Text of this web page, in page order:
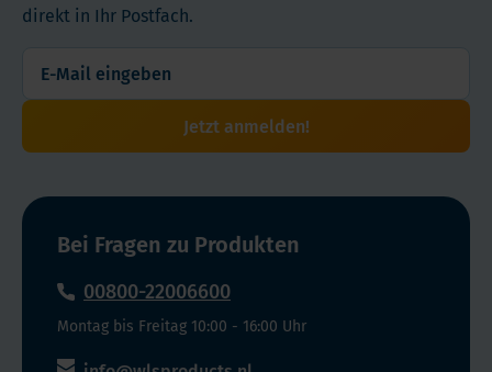
direkt in Ihr Postfach.
Jetzt anmelden!
Bei Fragen zu Produkten
00800-22006600
Montag bis Freitag 10:00 - 16:00 Uhr